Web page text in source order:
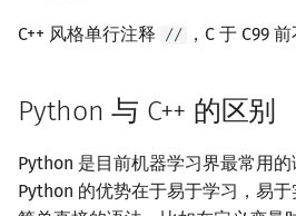
C++ 风格单行注释 // ，C 于 C99
Python 与 C++ 的区别
Python 是目前机器学习界最常用的
Python 的优势在于易于学习，易